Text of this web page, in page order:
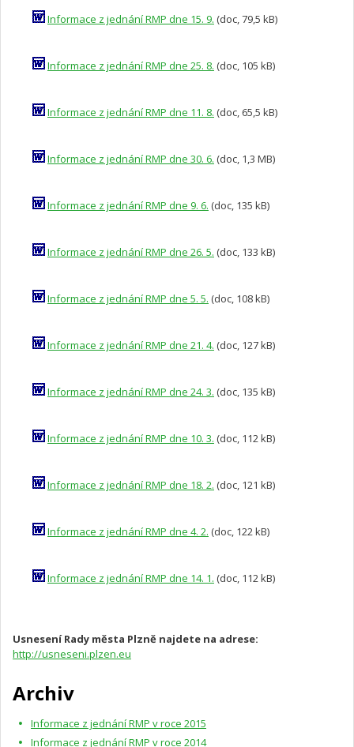
Informace z jednání RMP dne 15. 9. (doc, 79,5 kB)
Informace z jednání RMP dne 25. 8. (doc, 105 kB)
Informace z jednání RMP dne 11. 8. (doc, 65,5 kB)
Informace z jednání RMP dne 30. 6. (doc, 1,3 MB)
Informace z jednání RMP dne 9. 6. (doc, 135 kB)
Informace z jednání RMP dne 26. 5. (doc, 133 kB)
Informace z jednání RMP dne 5. 5. (doc, 108 kB)
Informace z jednání RMP dne 21. 4. (doc, 127 kB)
Informace z jednání RMP dne 24. 3. (doc, 135 kB)
Informace z jednání RMP dne 10. 3. (doc, 112 kB)
Informace z jednání RMP dne 18. 2. (doc, 121 kB)
Informace z jednání RMP dne 4. 2. (doc, 122 kB)
Informace z jednání RMP dne 14. 1. (doc, 112 kB)
Usnesení Rady města Plzně najdete na adrese:
http://usneseni.plzen.eu
Archiv
Informace z jednání RMP v roce 2015
Informace z jednání RMP v roce 2014